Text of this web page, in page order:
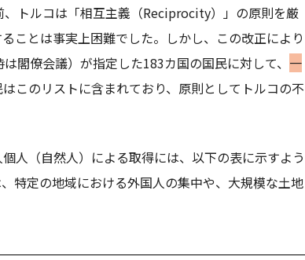
、トルコは「相互主義（Reciprocity）」の原則を厳
ことは事実上困難でした。しかし、この改正により
閣僚会議）が指定した183カ国の国民に対して、 一
このリストに含まれており、原則としてトルコの不
人（自然人）による取得には、以下の表に示すよう
特定の地域における外国人の集中や、大規模な土地